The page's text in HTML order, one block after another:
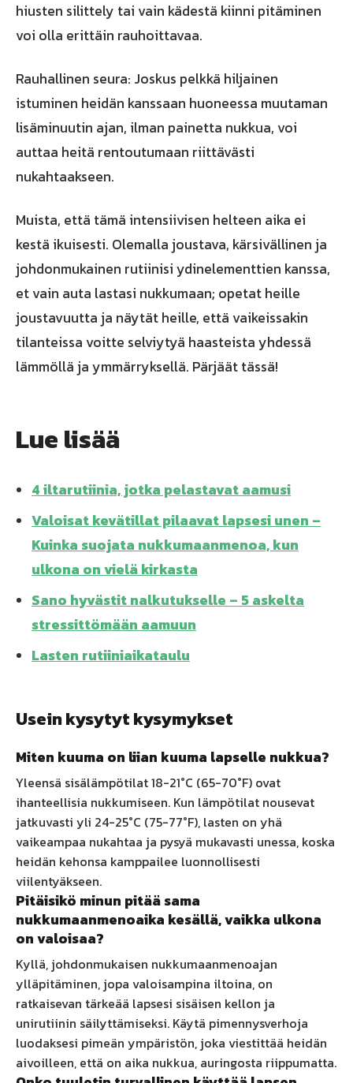
hiusten silittely tai vain kädestä kiinni pitäminen
voi olla erittäin rauhoittavaa.
Rauhallinen seura: Joskus pelkkä hiljainen
istuminen heidän kanssaan huoneessa muutaman
lisäminuutin ajan, ilman painetta nukkua, voi
auttaa heitä rentoutumaan riittävästi
nukahtaakseen.
Muista, että tämä intensiivisen helteen aika ei
kestä ikuisesti. Olemalla joustava, kärsivällinen ja
johdonmukainen rutiinisi ydinelementtien kanssa,
et vain auta lastasi nukkumaan; opetat heille
joustavuutta ja näytät heille, että vaikeissakin
tilanteissa voitte selviytyä haasteista yhdessä
lämmöllä ja ymmärryksellä. Pärjäät tässä!
Lue lisää
4 iltarutiinia, jotka pelastavat aamusi
Valoisat kevätillat pilaavat lapsesi unen –
Kuinka suojata nukkumaanmenoa, kun
ulkona on vielä kirkasta
Sano hyvästit nalkutukselle – 5 askelta
stressittömään aamuun
Lasten rutiiniaikataulu
Usein kysytyt kysymykset
Miten kuuma on liian kuuma lapselle nukkua?
Yleensä sisälämpötilat 18-21°C (65-70°F) ovat
ihanteellisia nukkumiseen. Kun lämpötilat nousevat
jatkuvasti yli 24-25°C (75-77°F), lasten on yhä
vaikeampaa nukahtaa ja pysyä mukavasti unessa, koska
heidän kehonsa kamppailee luonnollisesti
viilentyäkseen.
Pitäisikö minun pitää sama
nukkumaanmenoaika kesällä, vaikka ulkona
on valoisaa?
Kyllä, johdonmukaisen nukkumaanmenoajan
ylläpitäminen, jopa valoisampina iltoina, on
ratkaisevan tärkeää lapsesi sisäisen kellon ja
unirutiinin säilyttämiseksi. Käytä pimennysverhoja
luodaksesi pimeän ympäristön, joka viestittää heidän
aivoilleen, että on aika nukkua, auringosta riippumatta.